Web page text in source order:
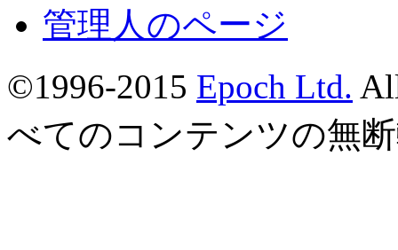
管理人のページ
©1996-2015 Epoch Ltd.
べてのコンテンツの無